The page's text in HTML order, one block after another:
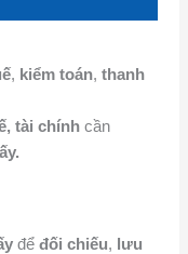
, kiểm toán, thanh
tài chínhcần
để đối chiếu,
lưu